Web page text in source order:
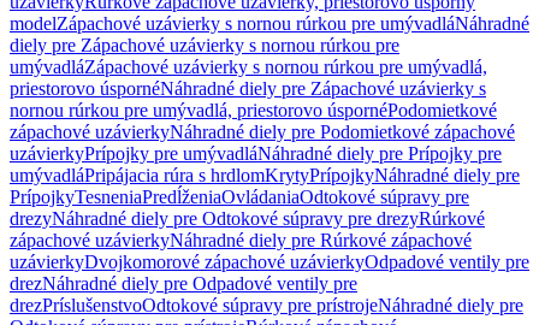
modelZápachové uzávierky s nornou rúrkou pre umývadláNáhradné
diely pre Zápachové uzávierky s nornou rúrkou pre
umývadláZápachové uzávierky s nornou rúrkou pre umývadlá,
priestorovo úspornéNáhradné diely pre Zápachové uzávierky s
nornou rúrkou pre umývadlá, priestorovo úspornéPodomietkové
zápachové uzávierkyNáhradné diely pre Podomietkové zápachové
uzávierkyPrípojky pre umývadláNáhradné diely pre Prípojky pre
umývadláPripájacia rúra s hrdlomKrytyPrípojkyNáhradné diely pre
PrípojkyTesneniaPredĺženiaOvládaniaOdtokové súpravy pre
drezyNáhradné diely pre Odtokové súpravy pre drezyRúrkové
zápachové uzávierkyNáhradné diely pre Rúrkové zápachové
uzávierkyDvojkomorové zápachové uzávierkyOdpadové ventily pre
drezNáhradné diely pre Odpadové ventily pre
drezPríslušenstvoOdtokové súpravy pre prístrojeNáhradné diely pre